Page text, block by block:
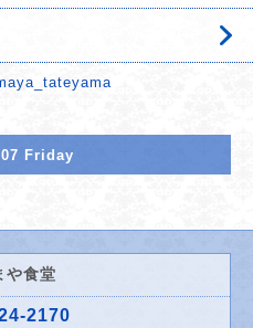
Friday
や食堂
2170